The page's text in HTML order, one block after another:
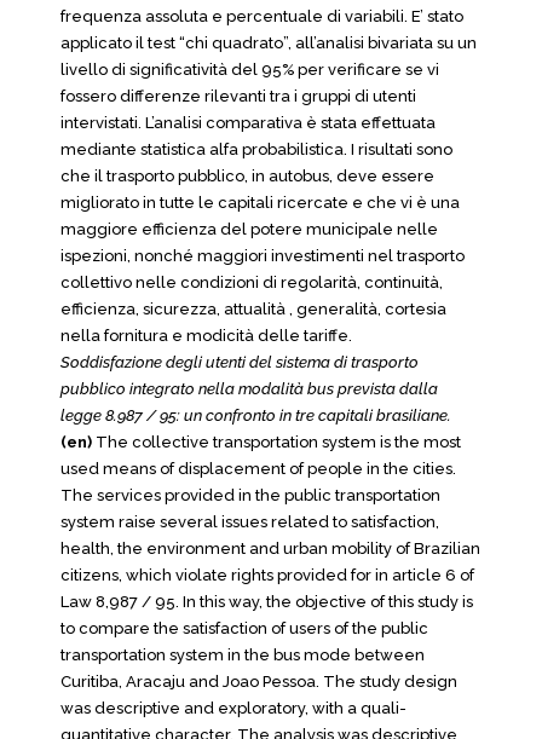
frequenza assoluta e percentuale di variabili. E’ stato
applicato il test “chi quadrato”, all’analisi bivariata su un
livello di significatività del 95% per verificare se vi
fossero differenze rilevanti tra i gruppi di utenti
intervistati. L’analisi comparativa è stata effettuata
mediante statistica alfa probabilistica. I risultati sono
che il trasporto pubblico, in autobus, deve essere
migliorato in tutte le capitali ricercate e che vi è una
maggiore efficienza del potere municipale nelle
ispezioni, nonché maggiori investimenti nel trasporto
collettivo nelle condizioni di regolarità, continuità,
efficienza, sicurezza, attualità , generalità, cortesia
nella fornitura e modicità delle tariffe.
Soddisfazione degli utenti del sistema di trasporto
pubblico integrato nella modalità bus prevista dalla
legge 8.987 / 95: un confronto in tre capitali brasiliane.
(en) The collective transportation system is the most
used means of displacement of people in the cities.
The services provided in the public transportation
system raise several issues related to satisfaction,
health, the environment and urban mobility of Brazilian
citizens, which violate rights provided for in article 6 of
Law 8,987 / 95. In this way, the objective of this study is
to compare the satisfaction of users of the public
transportation system in the bus mode between
Curitiba, Aracaju and Joao Pessoa. The study design
was descriptive and exploratory, with a quali-
quantitative character. The analysis was descriptive